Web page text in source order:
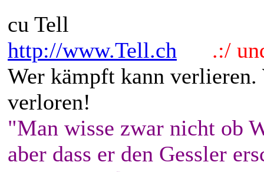
cu Tell
http://www.Tell.ch
.:/
Wer kämpft kann
verloren!
"Man wisse zwar nicht ob
aber dass er den Gessler